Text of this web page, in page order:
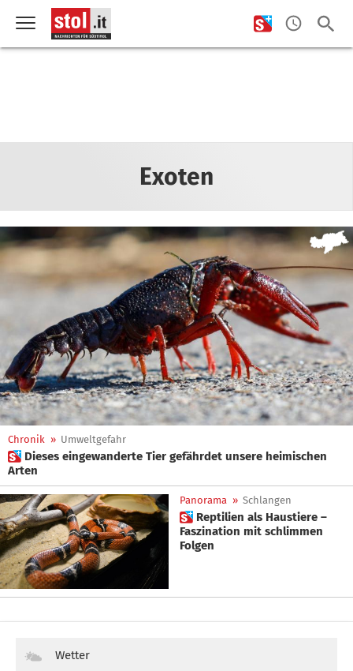
Exoten
Chronik » Umweltgefahr
 Dieses eingewanderte Tier gefährdet unsere heimischen
Arten
Panorama » Schlangen
 Reptilien als Haustiere –
Faszination mit schlimmen
Folgen
Wetter